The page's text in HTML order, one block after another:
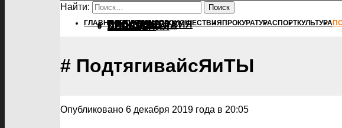
Найти:
ГЛАВНАЯПОЛИТИКАПРОИСШЕСТВИЯ ПРОКУРАТУРАСПОРТКУЛЬТУРА
ПОЛИТИКА
ПРОИСШЕСТВИЯ
ПРОКУРАТУРА
СПОРТ
КУЛЬТУРА
ПОСЕЛЕНИЯ
# ПодтягивайсЯиТЫ
Опубликовано 6 декабря 2019 года в 20:05